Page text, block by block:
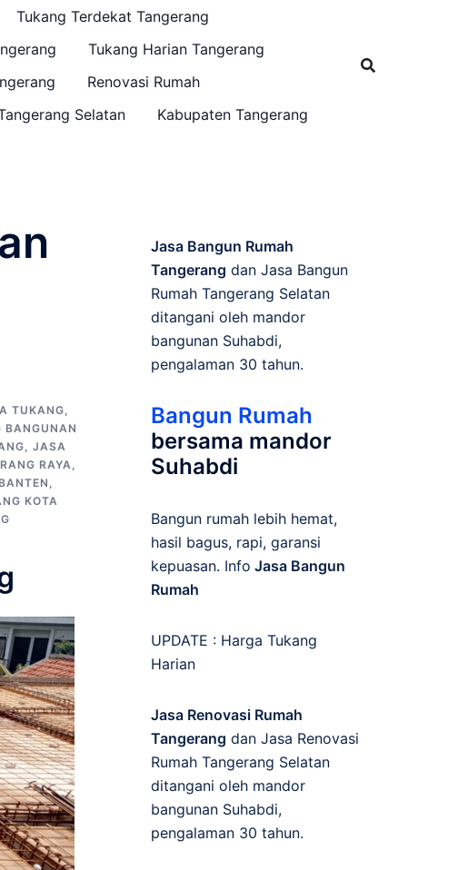
Tukang Terdekat Tangerang
Tukang Harian Tangerang
Renovasi Rumah
Selatan Kabupaten Tangerang
TUKANG,
, JASA
RAYA,
,
KOTA
Jasa Bangun Rumah
Tangerang dan Jasa Bangun
Rumah Tangerang Selatan
ditangani oleh mandor
bangunan Suhabdi,
pengalaman 30 tahun.
Bangun Rumah
bersama mandor
Suhabdi
Bangun rumah lebih hemat,
hasil bagus, rapi, garansi
kepuasan. Info Jasa Bangun
Rumah
UPDATE : Harga Tukang
Harian
Jasa Renovasi Rumah
Tangerang dan Jasa Renovasi
Rumah Tangerang Selatan
ditangani oleh mandor
bangunan Suhabdi,
pengalaman 30 tahun.